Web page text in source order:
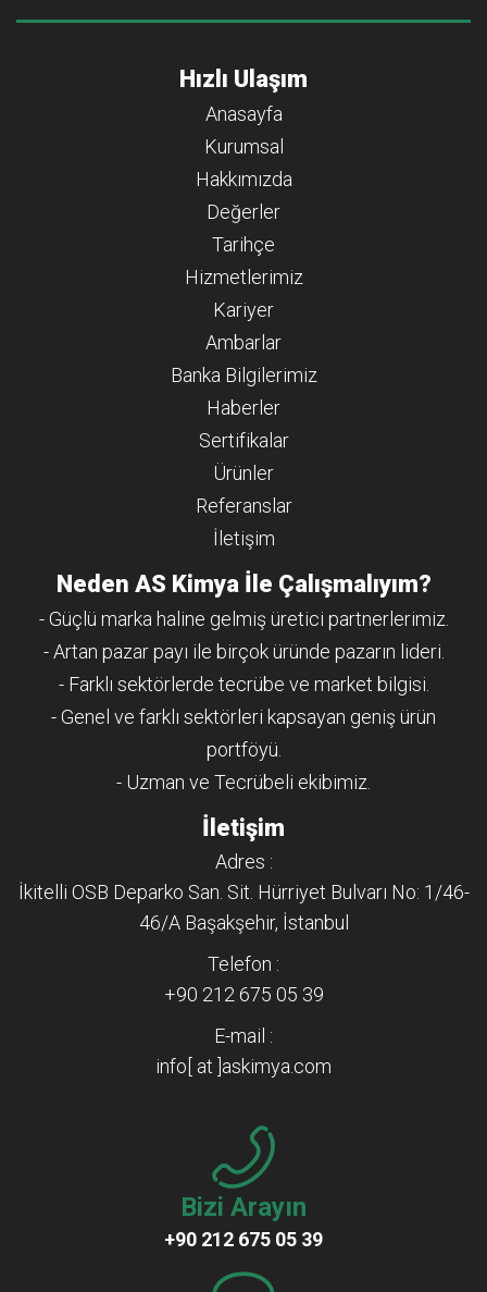
Hızlı Ulaşım
Anasayfa
Kurumsal
Hakkımızda
Değerler
Tarihçe
Hizmetlerimiz
Kariyer
Ambarlar
Banka Bilgilerimiz
Haberler
Sertifikalar
Ürünler
Referanslar
İletişim
Neden AS Kimya İle Çalışmalıyım?
- Güçlü marka haline gelmiş üretici partnerlerimiz.
- Artan pazar payı ile birçok üründe pazarın lideri.
- Farklı sektörlerde tecrübe ve market bilgisi.
- Genel ve farklı sektörleri kapsayan geniş ürün
portföyü.
- Uzman ve Tecrübeli ekibimiz.
İletişim
Adres :
İkitelli OSB Deparko San. Sit. Hürriyet Bulvarı No: 1/46-
46/A Başakşehir, İstanbul
Telefon :
+90 212 675 05 39
E-mail :
info[ at ]askimya.com
Bizi Arayın
+90 212 675 05 39